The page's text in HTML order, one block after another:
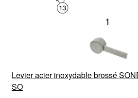
1
Levier acier inoxydable brossé
SO